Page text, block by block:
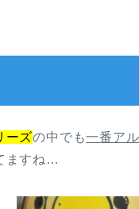
ーズの中でも一番ア
ますね…